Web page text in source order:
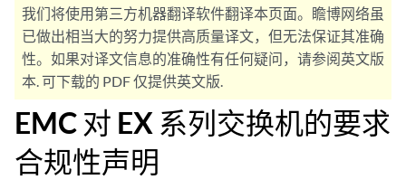
我们将使用第三方机器翻译软件翻译本页面。瞻博网络虽
已做出相当大的努力提供高质量译文，但无法保证其准确
性。如果对译文信息的准确性有任何疑问，请参阅英文版
本. 可下载的 PDF 仅提供英文版.
EMC 对 EX 系列交换机的要求
合规性声明